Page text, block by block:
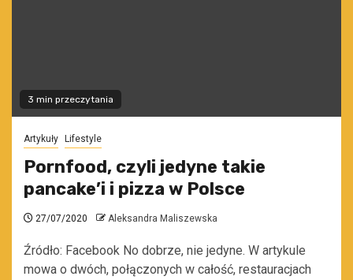
3 min przeczytania
Artykuły Lifestyle
Pornfood, czyli jedyne takie
pancake’i i pizza w Polsce
27/07/2020 Aleksandra Maliszewska
Źródło: Facebook No dobrze, nie jedyne. W artykule
mowa o dwóch, połączonych w całość, restauracjach